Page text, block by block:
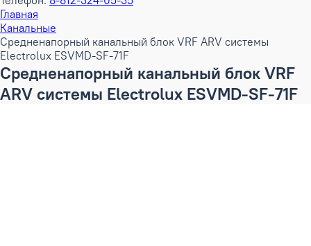
Главная
Канальные
Средненапорный канальный блок VRF ARV системы
Electrolux ESVMD-SF-71F
Средненапорный канальный блок VRF
ARV системы Electrolux ESVMD-SF-71F